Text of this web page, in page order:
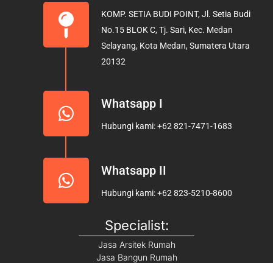
o
o
k
g
r
a
b
e
KOMP. SETIA BUDI POINT, Jl. Setia Budi
No.15 BLOK C, Tj. Sari, Kec. Medan
Selayang, Kota Medan, Sumatera Utara
20132
Whatsapp I
Hubungi kami: +62 821-7471-1683
Whatsapp II
Hubungi kami: +62 823-5210-8600
Specialist:
Jasa Arsitek Rumah
Jasa Bangun Rumah